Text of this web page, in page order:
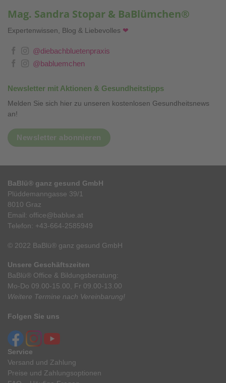
Mag. Sandra Stopar & BaBlümchen®
Expertenwissen, Blog & Liebevolles ❤
@diebachbluetenpraxis
@babluemchen
Newsletter mit Aktionen & Gesundheitstipps
Melden Sie sich hier zu unseren kostenlosen Gesundheitsnews
an!
Newsletter abonnieren
BaBlü® ganz gesund GmbH
Plüddemanngasse 39/1
8010 Graz
Email: office@bablue.at
Telefon: +43-664-2585949
© 2022 BaBlü® ganz gesund GmbH
Unsere Geschäftszeiten
BaBlü® Office & Bildungsberatung:
Mo-Do 09.00-15.00, Fr 09.00-13.00
Weitere Termine nach Vereinbarung!
Folgen Sie uns
Service
Versand und Zahlung
Preise und Zahlungsoptionen